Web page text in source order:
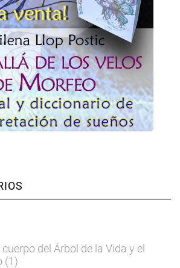
del Árbol de la Vida y el
(1)